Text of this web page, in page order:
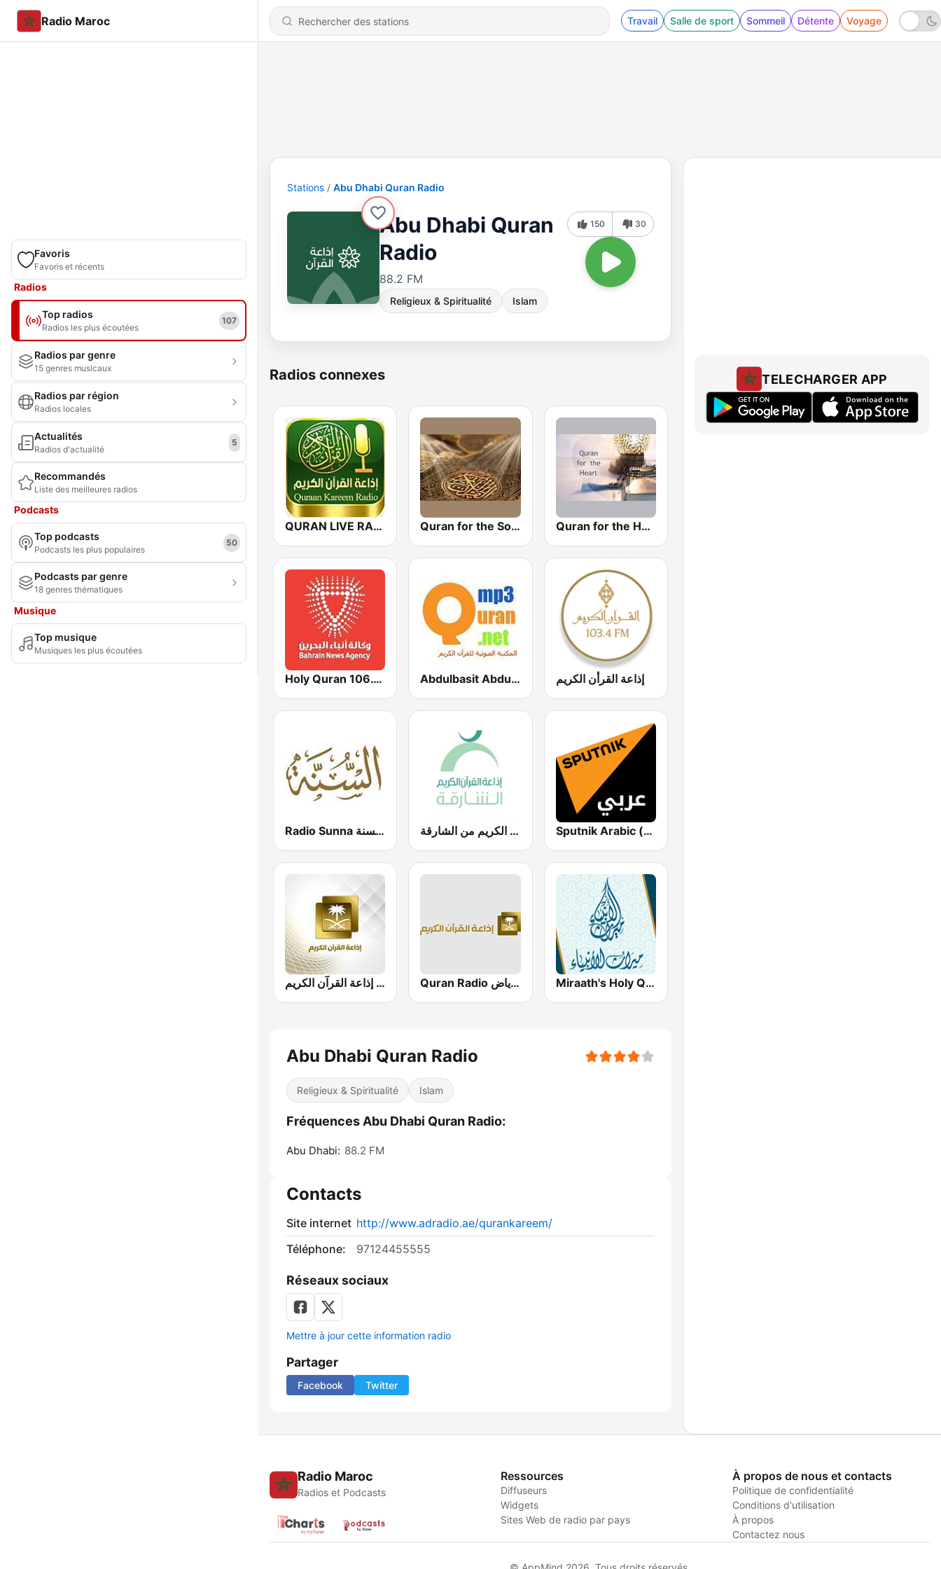
Radio Maroc Travail Salle de sport Sommeil Détente Voyage
Favoris
Favoris et récents
Radios
Top radios
Radios les plus écoutées
107
Radios par genre
15 genres musicaux
Radios par région
Radios locales
Actualités
Radios d'actualité
5
Recommandés
Liste des meilleures radios
Podcasts
Top podcasts
Podcasts les plus populaires
50
Podcasts par genre
18 genres thématiques
Musique
Top musique
Musiques les plus écoutées
Stations Abu Dhabi Quran Radio
Abu Dhabi Quran
Radio
88.2 FM
Religieux & Spiritualité Islam
150 30
Radios connexes
QURAN LIVE RADIO Quran for the Soul Quran for the Heart القرآن للقلب
Holy Quran 106.1(106.1 القرآن الكريم) Abdulbasit Abdulsamad WARSH Radio إذاعة القرأن الكريم
Radio Sunna إذاعة السنة إذاعة القران الكريم من الشارقة Holy Quran Radio from Sharjah Sputnik Arabic (عربي)
إذاعة القرآن الكريم - Holy Quran Radio Quran Radio اذاعة القرآن الكريم - الرياض Miraath's Holy Quran Radio ( ميراث القرآن الكريم)
Abu Dhabi Quran Radio
Religieux & Spiritualité Islam
Fréquences Abu Dhabi Quran Radio:
Abu Dhabi: 88.2 FM
Contacts
Site internet http://www.adradio.ae/qurankareem/
Téléphone:
97124455555
Réseaux sociaux
Mettre à jour cette information radio
Partager
Facebook Twitter
TELECHARGER APP
Radio Maroc
Radios et Podcasts
Ressources
Diffuseurs
Widgets
Sites Web de radio par pays
À propos de nous et contacts
Politique de confidentialité
Conditions d'utilisation
À propos
Contactez nous